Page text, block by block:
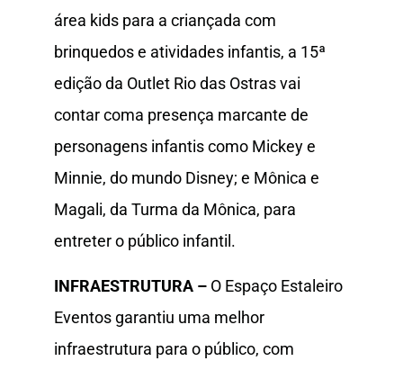
área kids para a criançada com
brinquedos e atividades infantis, a 15ª
edição da Outlet Rio das Ostras vai
contar coma presença marcante de
personagens infantis como Mickey e
Minnie, do mundo Disney; e Mônica e
Magali, da Turma da Mônica, para
entreter o público infantil.
INFRAESTRUTURA – O Espaço Estaleiro
Eventos garantiu uma melhor
infraestrutura para o público, com